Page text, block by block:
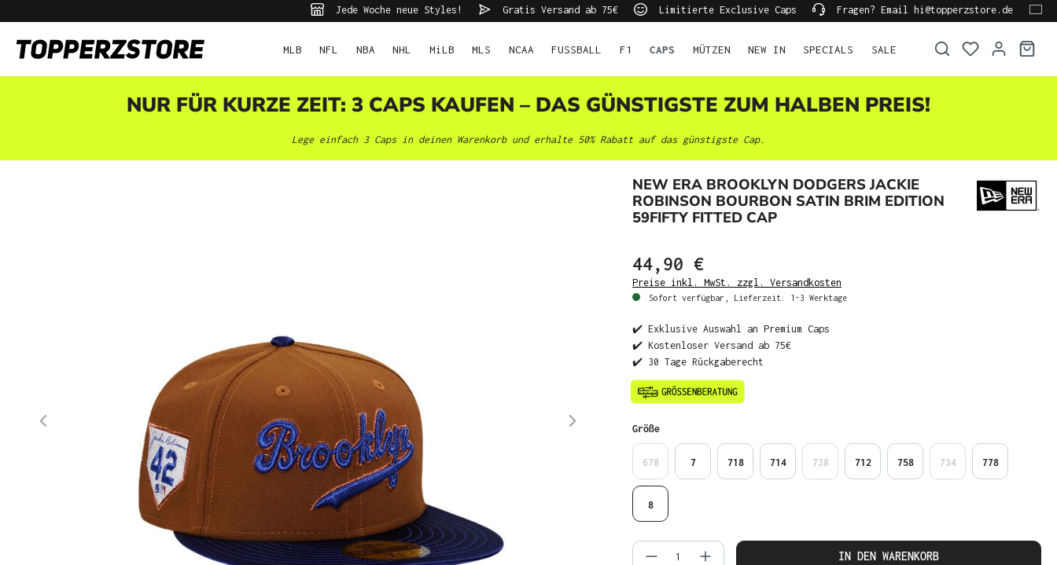
Jede Woche neue Styles! Gratis Versand ab 75€ Limitierte Exclusive Caps Fragen? Email hi@topperzstore.de
MLB NFL NBA NHL MiLB MLS NCAA FUSSBALL F1 CAPS MÜTZEN NEW IN SPECIALS SALE
NUR FÜR KURZE ZEIT: 3 CAPS KAUFEN – DAS GÜNSTIGSTE ZUM HALBEN PREIS!
Lege einfach 3 Caps in deinen Warenkorb und erhalte 50% Rabatt auf das günstigste Cap.
NEW ERA BROOKLYN DODGERS JACKIE
ROBINSON BOURBON SATIN BRIM EDITION
59FIFTY FITTED CAP
44,90 €
Preise inkl. MwSt. zzgl. Versandkosten
Sofort verfügbar, Lieferzeit: 1-3 Werktage
✔️ Exklusive Auswahl an Premium Caps
✔️ Kostenloser Versand ab 75€
✔️ 30 Tage Rückgaberecht
Größeauswählen
678 7 718 714 738 712 758 734 778
8
Produkt Anzahl: Gib den gewünschten Wert
IN DEN WARENKORB